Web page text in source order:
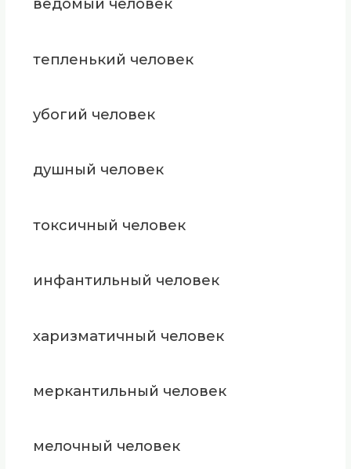
ведомый человек
тепленький человек
убогий человек
душный человек
токсичный человек
инфантильный человек
харизматичный человек
меркантильный человек
мелочный человек